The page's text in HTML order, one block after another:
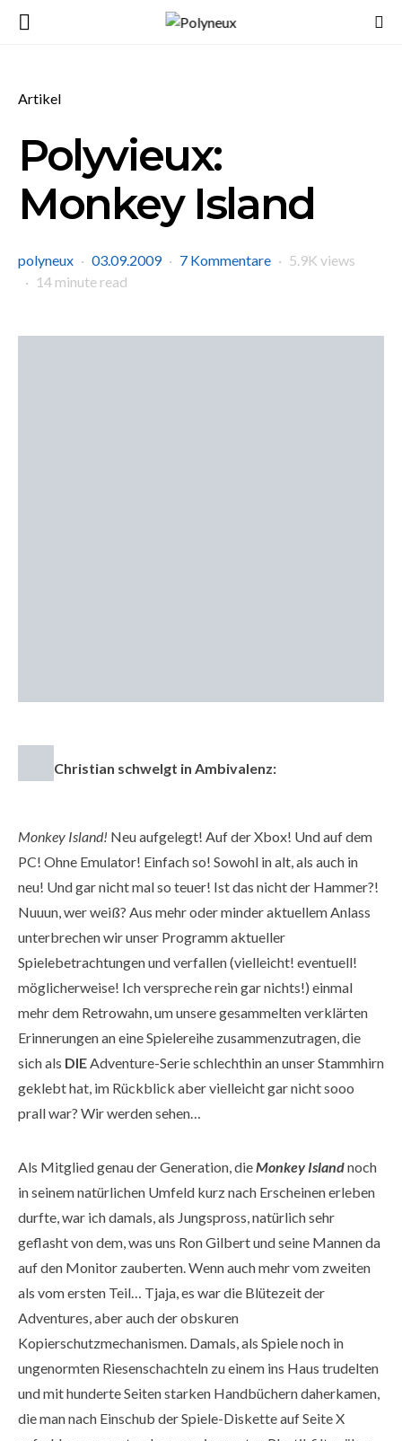
Artikel
Polyvieux:
Monkey Island
polyneux 03.09.2009 7 Kommentare
5.9K views
14 minute read
Christian schwelgt in Ambivalenz:
Monkey Island! Neu aufgelegt! Auf der Xbox! Und auf dem
PC! Ohne Emulator! Einfach so! Sowohl in alt, als auch in
neu! Und gar nicht mal so teuer! Ist das nicht der Hammer?!
Nuuun, wer weiß? Aus mehr oder minder aktuellem Anlass
unterbrechen wir unser Programm aktueller
Spielebetrachtungen und verfallen (vielleicht! eventuell!
möglicherweise! Ich verspreche rein gar nichts!) einmal
mehr dem Retrowahn, um unsere gesammelten verklärten
Erinnerungen an eine Spielereihe zusammenzutragen, die
sich als DIEAdventure-Serie schlechthin an unser Stammhirn
geklebt hat, im Rückblick aber vielleicht gar nicht sooo
prall war? Wir werden sehen…
Als Mitglied genau der Generation, dieMonkey Islandnoch
in seinem natürlichen Umfeld kurz nach Erscheinen erleben
durfte, war ich damals, als Jungspross, natürlich sehr
geflasht von dem, was uns Ron Gilbert und seine Mannen da
auf den Monitor zauberten. Wenn auch mehr vom zweiten
als vom ersten Teil… Tjaja, es war die Blütezeit der
Adventures, aber auch der obskuren
Kopierschutzmechanismen. Damals, als Spiele noch in
ungenormten Riesenschachteln zu einem ins Haus trudelten
und mit hunderte Seiten starken Handbüchern daherkamen,
die man nach Einschub der Spiele-Diskette auf Seite X